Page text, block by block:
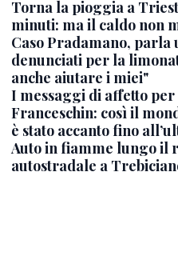
Torna la pioggia a
minuti: ma il caldo non
Caso Pradamano, parla
denunciati per la
anche aiutare i miei"
I messaggi di affetto
Franceschin: così il
è stato accanto fino
Auto in fiamme lungo il
autostradale a